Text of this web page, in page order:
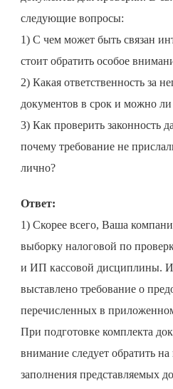
следующие вопросы:
1) С чем может быть связан
стоит обратить особое
2) Какая ответственность за
документов в срок и можно ли
3) Как проверить законность
почему требование не
лично?
Ответ:
1) Скорее всего, Ваша
выборку налоговой по
и ИП кассовой дисциплины.
выставлено требование о
перечисленных в
При подготовке комплекта
внимание следует обратить
заполнения представляемых